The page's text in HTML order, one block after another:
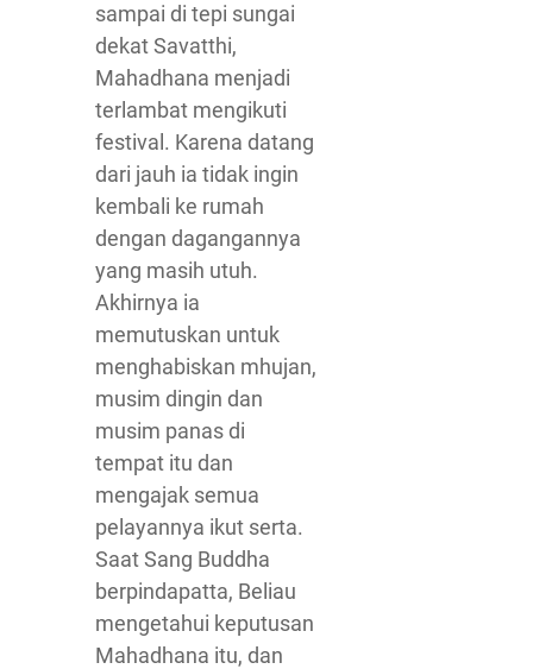
sampai di tepi sungai
dekat Savatthi,
Mahadhana menjadi
terlambat mengikuti
festival. Karena datang
dari jauh ia tidak ingin
kembali ke rumah
dengan dagangannya
yang masih utuh.
Akhirnya ia
memutuskan untuk
menghabiskan mhujan,
musim dingin dan
musim panas di
tempat itu dan
mengajak semua
pelayannya ikut serta.
Saat Sang Buddha
berpindapatta, Beliau
mengetahui keputusan
Mahadhana itu, dan